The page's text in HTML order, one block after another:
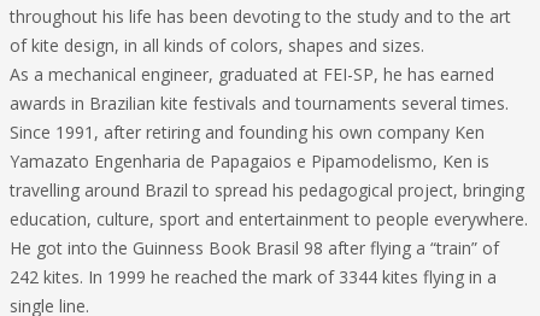
throughout his life has been devoting to the study and to the art
of kite design, in all kinds of colors, shapes and sizes.
As a mechanical engineer, graduated at FEI-SP, he has earned
awards in Brazilian kite festivals and tournaments several times.
Since 1991, after retiring and founding his own company Ken
Yamazato Engenharia de Papagaios e Pipamodelismo, Ken is
travelling around Brazil to spread his pedagogical project, bringing
education, culture, sport and entertainment to people everywhere.
He got into the Guinness Book Brasil 98 after flying a “train” of
242 kites. In 1999 he reached the mark of 3344 kites flying in a
single line.